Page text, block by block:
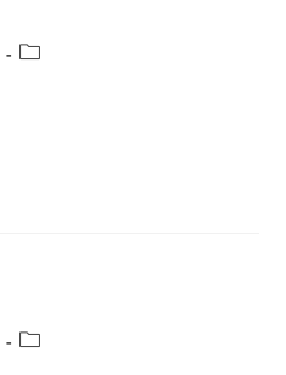
Berichtcategorie:
Berichtcategorie: